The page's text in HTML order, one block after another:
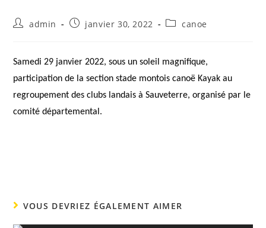
admin janvier 30, 2022 canoe
Samedi 29 janvier 2022, sous un soleil magnifique,
participation de la section stade montois canoë Kayak au
regroupement des clubs landais à Sauveterre, organisé par le
comité départemental.
VOUS DEVRIEZ ÉGALEMENT AIMER